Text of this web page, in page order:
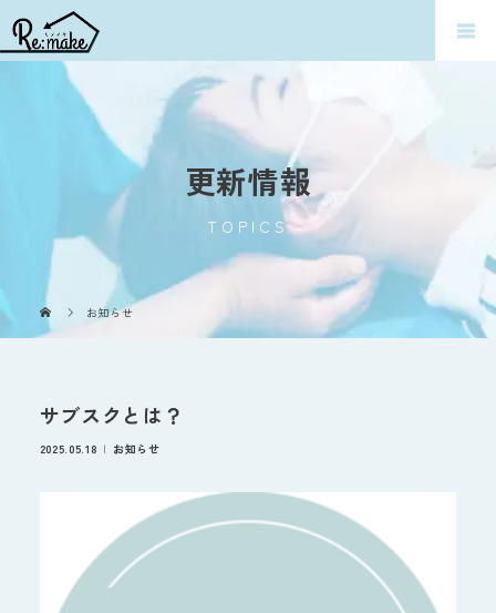
更新情報
TOPICS
お知らせ
サブスクとは？
2025.05.18 お知らせ